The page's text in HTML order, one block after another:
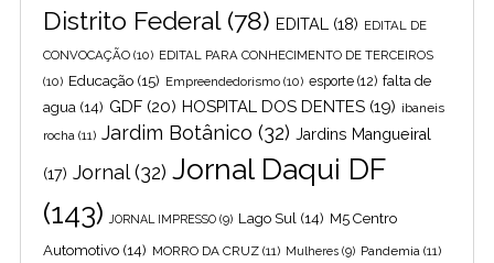
Distrito Federal(78) EDITAL (18) EDITAL DE
CONVOCAÇÃO (10) EDITAL PARA CONHECIMENTO DE TERCEIROS
(10) Educação (15) Empreendedorismo (10) esporte (12) falta de
agua (14) GDF (20) HOSPITAL DOS DENTES (19) ibaneis
rocha (11) Jardim Botânico (32) Jardins Mangueiral
(17) Jornal(32) Jornal Daqui DF
(143)
JORNAL IMPRESSO (9) Lago Sul (14) M5 Centro
Automotivo (14) MORRO DA CRUZ (11) Mulheres (9) Pandemia (11)